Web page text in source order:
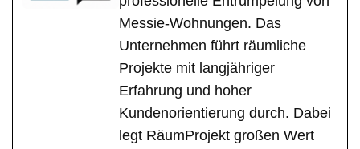
Messie-Wohnungen. Das
Unternehmen führt räumliche
Projekte mit langjähriger
Erfahrung und hoher
Kundenorientierung durch. Dabei
legt RäumProjekt großen Wert